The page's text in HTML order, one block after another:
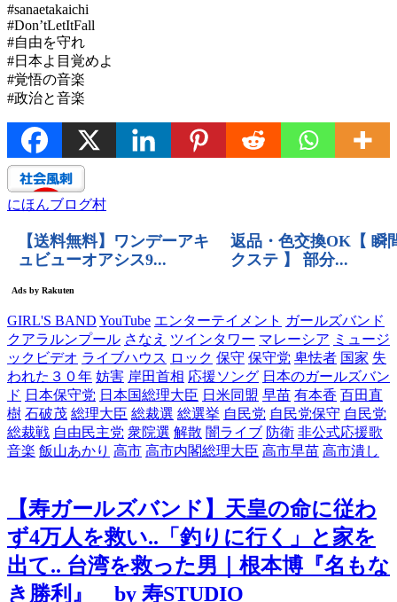
#sanaetakaichi
#Don’tLetItFall
#自由を守れ
#日本よ目覚めよ
#覚悟の音楽
#政治と音楽
にほんブログ村
GIRL'S BAND YouTube エンターテイメント ガールズバンド
クアラルンプール さなえ ツインタワー マレーシア ミュージ
ックビデオ ライブハウス ロック 保守 保守党 卑怯者 国家 失
われた３０年 妨害 岸田首相 応援ソング 日本のガールズバン
ド 日本保守党 日本国総理大臣 日米同盟 早苗 有本香 百田直
樹 石破茂 総理大臣 総裁選 総選挙 自民党 自民党保守 自民党
総裁戦 自由民主党 衆院選 解散 闇ライブ 防衛 非公式応援歌
音楽 飯山あかり 高市 高市内閣総理大臣 高市早苗 高市潰し
【寿ガールズバンド】天皇の命に従わ
ず4万人を救い..「釣りに行く」と家を
出て.. 台湾を救った男｜根本博『名もな
き勝利』 by 寿STUDIO